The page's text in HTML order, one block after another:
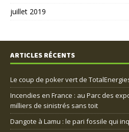
juillet 2019
ARTICLES RÉCENTS
Le coup de poker vert de
Incendies en France : au Parc des
milliers de sinistrés sans toit
Dangote à Lamu : le pari fossile qui